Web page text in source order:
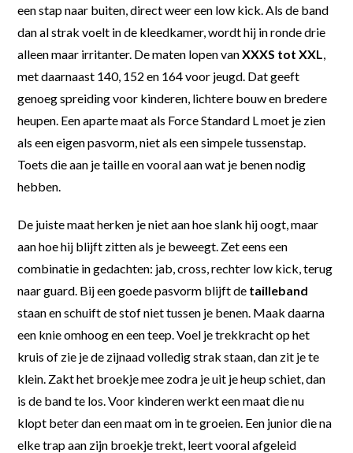
een stap naar buiten, direct weer een low kick. Als de band
dan al strak voelt in de kleedkamer, wordt hij in ronde drie
alleen maar irritanter. De maten lopen vanXXXS tot XXL,
met daarnaast 140, 152 en 164 voor jeugd. Dat geeft
genoeg spreiding voor kinderen, lichtere bouw en bredere
heupen. Een aparte maat als Force Standard L moet je zien
als een eigen pasvorm, niet als een simpele tussenstap.
Toets die aan je taille en vooral aan wat je benen nodig
hebben.
De juiste maat herken je niet aan hoe slank hij oogt, maar
aan hoe hij blijft zitten als je beweegt. Zet eens een
combinatie in gedachten: jab, cross, rechter low kick, terug
naar guard. Bij een goede pasvorm blijft de tailleband
staan en schuift de stof niet tussen je benen. Maak daarna
een knie omhoog en een teep. Voel je trekkracht op het
kruis of zie je de zijnaad volledig strak staan, dan zit je te
klein. Zakt het broekje mee zodra je uit je heup schiet, dan
is de band te los. Voor kinderen werkt een maat die nu
klopt beter dan een maat om in te groeien. Een junior die na
elke trap aan zijn broekje trekt, leert vooral afgeleid